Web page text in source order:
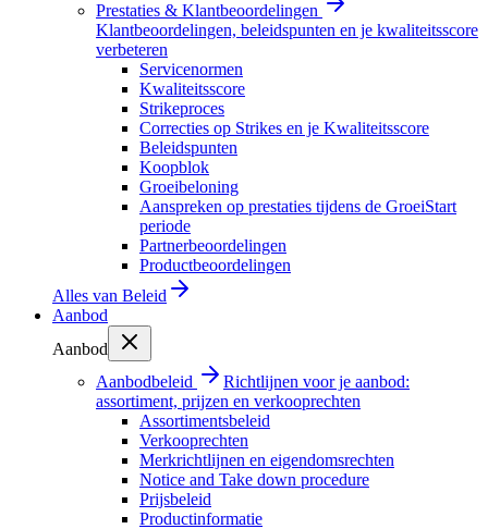
Prestaties & Klantbeoordelingen
Klantbeoordelingen, beleidspunten en je kwaliteitsscore
verbeteren
Servicenormen
Kwaliteitsscore
Strikeproces
Correcties op Strikes en je Kwaliteitsscore
Beleidspunten
Koopblok
Groeibeloning
Aanspreken op prestaties tijdens de GroeiStart
periode
Partnerbeoordelingen
Productbeoordelingen
Alles van Beleid
Aanbod
Aanbod
Aanbodbeleid
Richtlijnen voor je aanbod:
assortiment, prijzen en verkooprechten
Assortimentsbeleid
Verkooprechten
Merkrichtlijnen en eigendomsrechten
Notice and Take down procedure
Prijsbeleid
Productinformatie